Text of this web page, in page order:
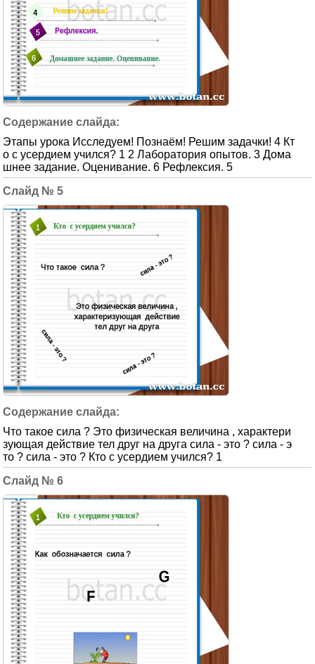
Этапы урока Исследуем! Познаём! Решим задачки! 4 Кт
о с усердием учился? 1 2 Лаборатория опытов. 3 Дома
шнее задание. Оценивание. 6 Рефлексия. 5
5
Что такое сила ? Это физическая величина , характери
зующая действие тел друг на друга сила - это ? сила - э
то ? сила - это ? Кто с усердием учился? 1
6